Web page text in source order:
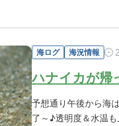
海ログ 海況情報
ハナイカが帰
予想通り午後から海
了～♪透明度＆水温